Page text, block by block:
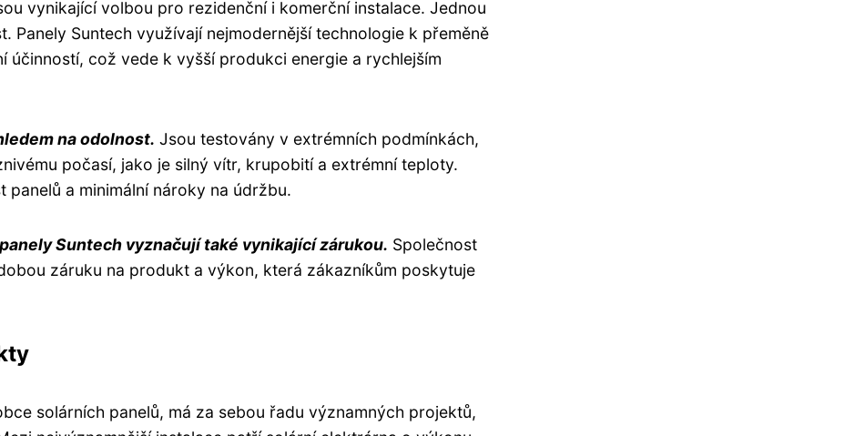
vynikající volbou pro rezidenční i komerční instalace. Jednou
Panely Suntech využívají nejmodernější technologie k přeměně
účinností, což vede k vyšší produkci energie a rychlejším
na odolnost. Jsou testovány v extrémních podmínkách,
počasí, jako je silný vítr, krupobití a extrémní teploty.
a minimální nároky na údržbu.
Suntech vyznačují také vynikající zárukou. Společnost
záruku na produkt a výkon, která zákazníkům poskytuje
solárních panelů, má za sebou řadu významných projektů,